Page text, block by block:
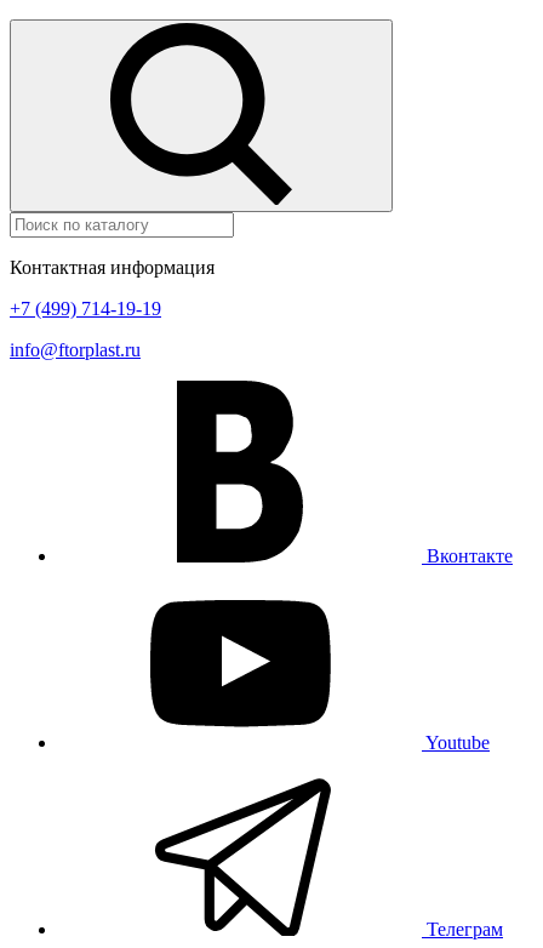
Контактная информация
+7 (499) 714-19-19
info@ftorplast.ru
Вконтакте
Youtube
Телеграм